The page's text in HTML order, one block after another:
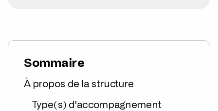
Sommaire
À propos de la structure
Type(s) d'accompagnement